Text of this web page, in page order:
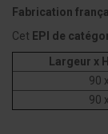
Fabrication
Cet EPI de
Largeur x
90
90